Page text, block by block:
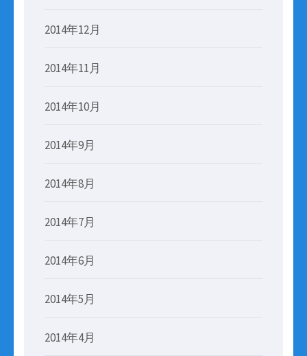
2014年12月
2014年11月
2014年10月
2014年9月
2014年8月
2014年7月
2014年6月
2014年5月
2014年4月